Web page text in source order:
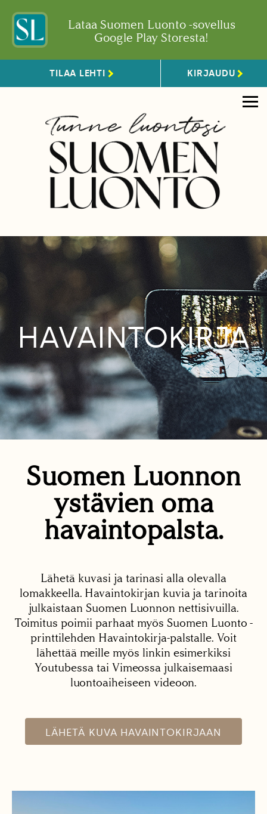
Lataa Suomen Luonto -sovellus
Google Play Storesta!
TILAA LEHTI KIRJAUDU
HAVAINTOKIRJA
Suomen Luonnon
ystävien oma
havaintopalsta.
Lähetä kuvasi ja tarinasi alla olevalla
lomakkeella. Havaintokirjan kuvia ja tarinoita
julkaistaan Suomen Luonnon nettisivuilla.
Toimitus poimii parhaat myös Suomen Luonto -
printtilehden Havaintokirja-palstalle. Voit
lähettää meille myös linkin esimerkiksi
Youtubessa tai Vimeossa julkaisemaasi
luontoaiheiseen videoon.
LÄHETÄ KUVA HAVAINTOKIRJAAN